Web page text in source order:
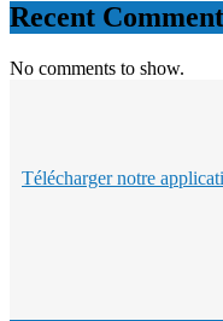
Recent
No comments to show.
Télécharger notre